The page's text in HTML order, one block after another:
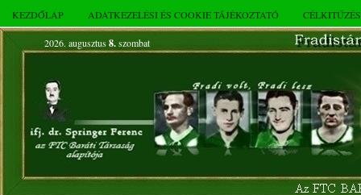
KEZDŐLAP ADATKEZELÉSI ÉS COOKIE TÁJÉKOZTATÓ
2026. augusztus 8.szombat